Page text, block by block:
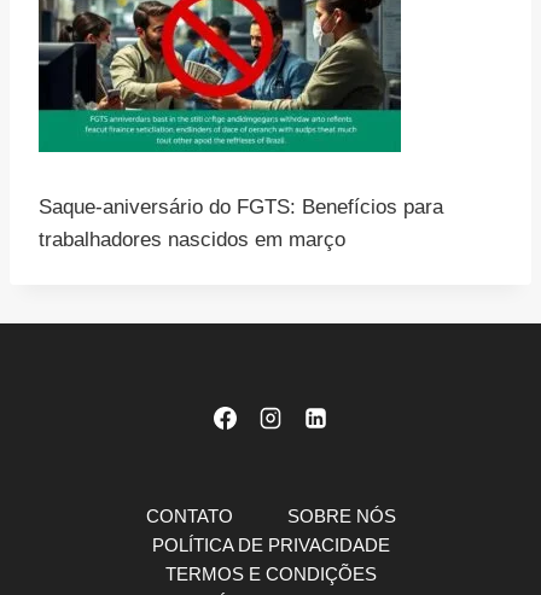
Saque-aniversário do FGTS: Benefícios para
trabalhadores nascidos em março
CONTATO
SOBRE NÓS
POLÍTICA DE PRIVACIDADE
TERMOS E CONDIÇÕES